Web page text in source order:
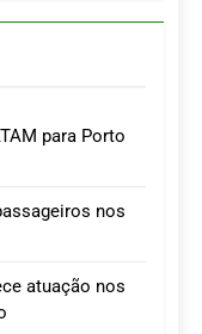
para Porto
nos
atuação nos